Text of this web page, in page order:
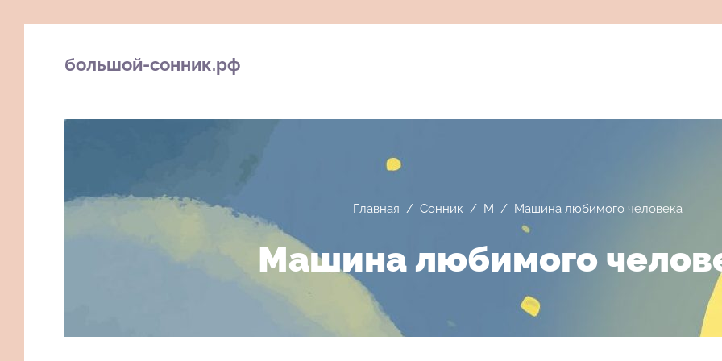
большой-сонник.рф
Главная / Сонник / М / Машина любимого человека
Машина любимого